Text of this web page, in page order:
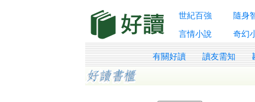
世紀百強 隨身
言情小說
奇幻
有關好讀 讀友需知